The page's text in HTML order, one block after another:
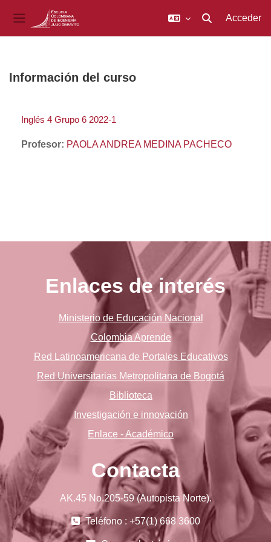
Panel lateral Selector de
Acceder
Información del curso
Inglés 4 Grupo 6 2022-1
Profesor: PAOLA ANDREA MEDINA PACHECO
Enlaces de interés
Ministerio de Educación Nacional
Colombia Aprende
Red Latinoamericana de Portales Educativos
Red Universitarias Metropolitana de Bogotá
Biblioteca
Investigación e innovación
Enlace - Académico
Contacta
AK.45 No.205-59 (Autopista Norte).
Teléfono : +57(1) 668 3600